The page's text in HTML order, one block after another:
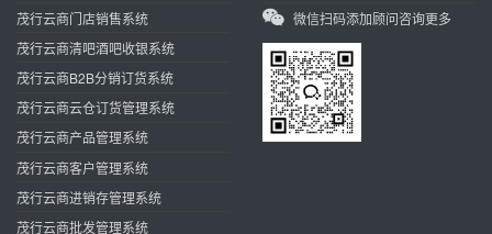
茂行云商门店销售系统
茂行云商清吧酒吧收银系统
茂行云商B2B分销订货系统
茂行云商云仓订货管理系统
茂行云商产品管理系统
茂行云商客户管理系统
茂行云商进销存管理系统
茂行云商批发管理系统
微信扫码添加顾问咨询更多